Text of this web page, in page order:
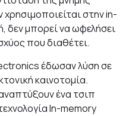
στην in-
δεν μπορεί να ωφελήσει
που διαθέτει.
έδωσαν λύση σε
καινοτομία.
ένα τσιπ
In-memory